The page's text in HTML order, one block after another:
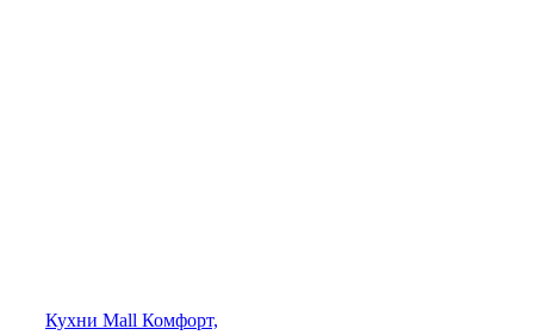
Кухни Mall Комфорт,